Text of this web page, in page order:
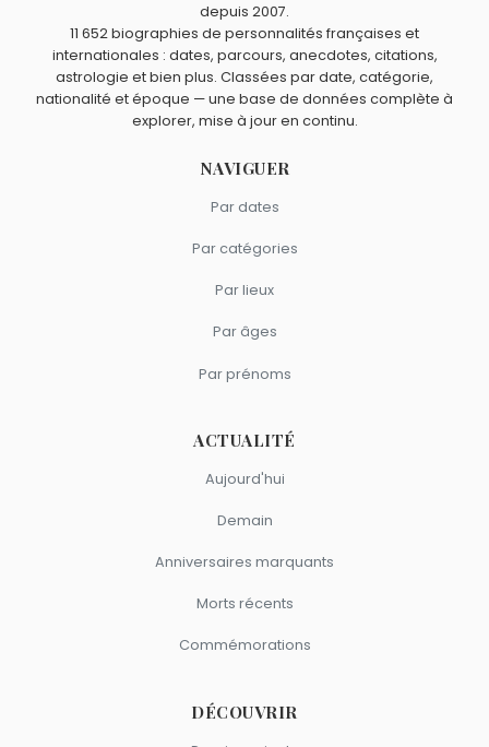
depuis 2007.
11 652 biographies de personnalités françaises et
internationales : dates, parcours, anecdotes, citations,
astrologie et bien plus. Classées par date, catégorie,
nationalité et époque — une base de données complète à
explorer, mise à jour en continu.
NAVIGUER
Par dates
Par catégories
Par lieux
Par âges
Par prénoms
ACTUALITÉ
Aujourd'hui
Demain
Anniversaires marquants
Morts récents
Commémorations
DÉCOUVRIR